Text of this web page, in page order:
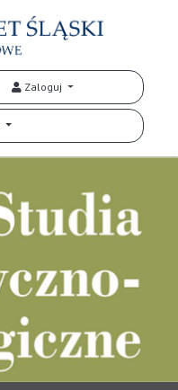
Zaloguj